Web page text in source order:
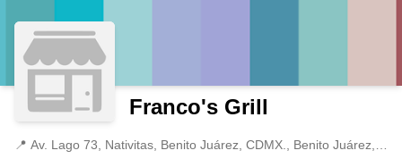
Franco's Grill
📍